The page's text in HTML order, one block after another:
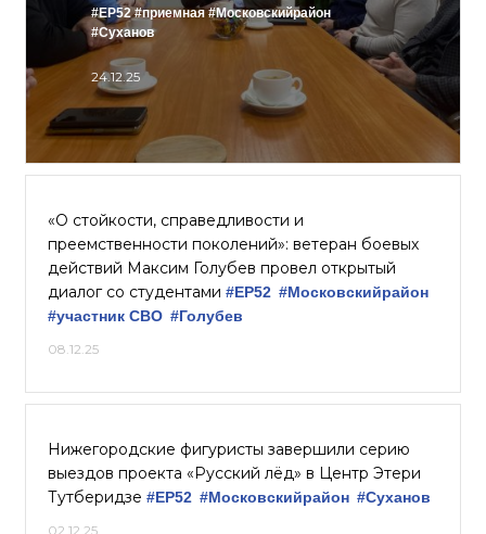
#ЕР52 #приемная #Московскийрайон
#Суханов
24.12.25
«О стойкости, справедливости и
преемственности поколений»: ветеран боевых
действий Максим Голубев провел открытый
диалог со студентами #ЕР52 #Московскийрайон
#участник СВО #Голубев
08.12.25
Нижегородские фигуристы завершили серию
выездов проекта «Русский лёд» в Центр Этери
Тутберидзе #ЕР52 #Московскийрайон #Суханов
02.12.25